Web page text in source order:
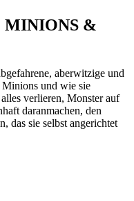
| MINIONS &
aberwitzige und
Minions und wie sie
verlieren, Monster auf
daranmachen, den
das sie selbst angerichtet